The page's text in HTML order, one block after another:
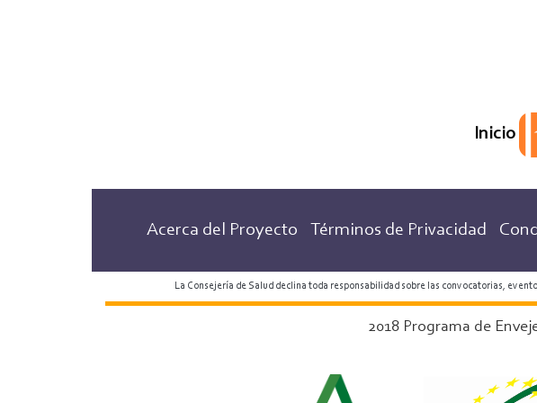
Inicio
Acerca del Proyecto Términos de Privacidad
La Consejería de Salud declina toda responsabilidad sobre las convocatorias,
2018 Programa de